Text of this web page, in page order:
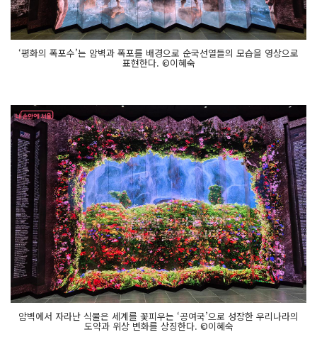
‘평화의 폭포수’는 암벽과 폭포를 배경으로 순국선열들의 모습을 영상으로
표현한다. ©이혜숙
암벽에서 자라난 식물은 세계를 꽃피우는 ‘공여국’으로 성장한 우리나라의
도약과 위상 변화를 상징한다. ©이혜숙